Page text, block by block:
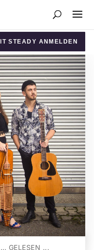
STEADY ANMELDEN
GELESEN ...